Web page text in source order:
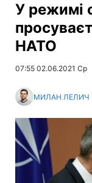
У режимі
НАТО
07:55 02.06.2021 Ср
МИЛАН ЛЕЛИЧ